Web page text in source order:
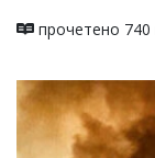
Колев,
email:
office@flagman.bg
прочетено 740